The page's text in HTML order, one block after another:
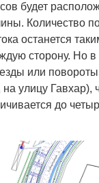
будет
Количество
останется
сторону. Но в
или повороты
улицу Гавхар),
до